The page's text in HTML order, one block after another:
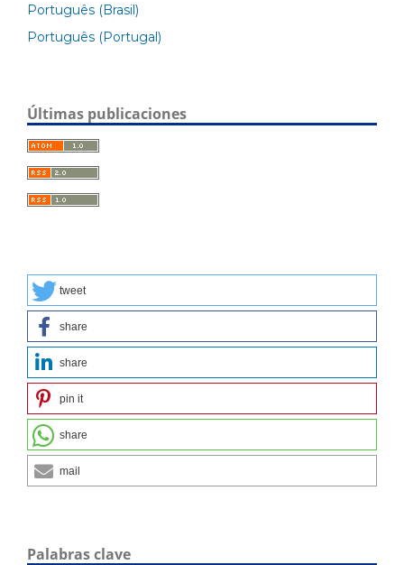
Português (Brasil)
Português (Portugal)
Últimas publicaciones
tweet
share
share
pin it
share
mail
Palabras clave